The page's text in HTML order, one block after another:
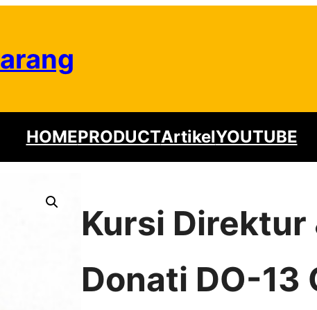
HOMEPRODUCTArtikelYOUTUBE
Kursi Direktur
Donati DO-